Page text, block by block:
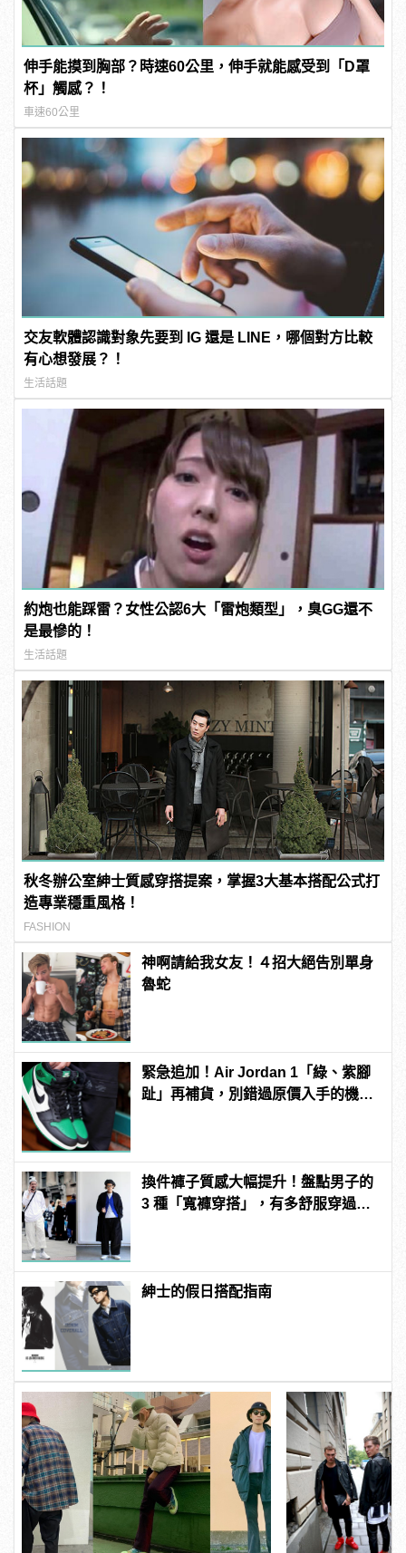
伸手能摸到胸部？時速60公里，伸手就能感受到「D罩
杯」觸感？！
車速60公里
交友軟體認識對象先要到 IG 還是 LINE，哪個對方比較
有心想發展？！
生活話題
約炮也能踩雷？女性公認6大「雷炮類型」，臭GG還不
是最慘的！
生活話題
秋冬辦公室紳士質感穿搭提案，掌握3大基本搭配公式打
造專業穩重風格！
FASHION
神啊請給我女友！４招大絕告別單身
魯蛇
緊急追加！Air Jordan 1「綠、紫腳
趾」再補貨，別錯過原價入手的機
換件褲子質感大幅提升！盤點男子的
3 種「寬褲穿搭」，有多舒服穿過就
紳士的假日搭配指南